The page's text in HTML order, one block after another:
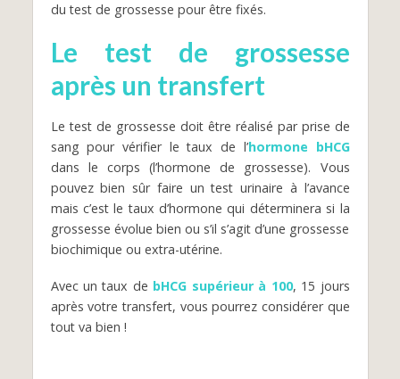
du test de grossesse pour être fixés.
Le test de grossesse
après un transfert
Le test de grossesse doit être réalisé par prise de
sang pour vérifier le taux de l’hormone bHCG
dans le corps (l’hormone de grossesse). Vous
pouvez bien sûr faire un test urinaire à l’avance
mais c’est le taux d’hormone qui déterminera si la
grossesse évolue bien ou s’il s’agit d’une grossesse
biochimique ou extra-utérine.
Avec un taux de bHCG supérieur à 100, 15 jours
après votre transfert, vous pourrez considérer que
tout va bien !